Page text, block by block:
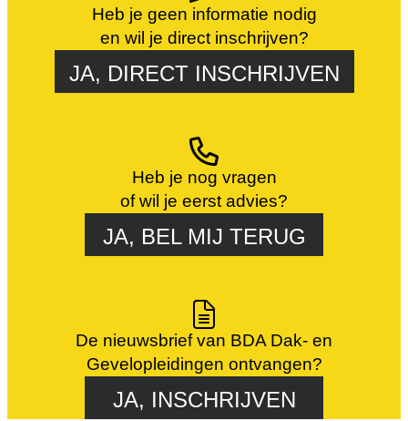
Heb je geen informatie nodig
en wil je direct inschrijven?
JA, DIRECT INSCHRIJVEN
Heb je nog vragen
of wil je eerst advies?
JA, BEL MIJ TERUG
De nieuwsbrief van BDA Dak- en
Gevelopleidingen ontvangen?
JA, INSCHRIJVEN